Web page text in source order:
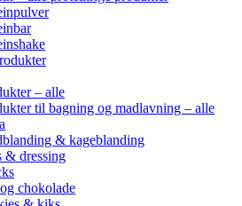
– alle
til bagning og madlavning – alle
& kageblanding
& dressing
chokolade